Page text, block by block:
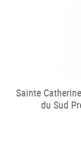
Sainte
du Sud